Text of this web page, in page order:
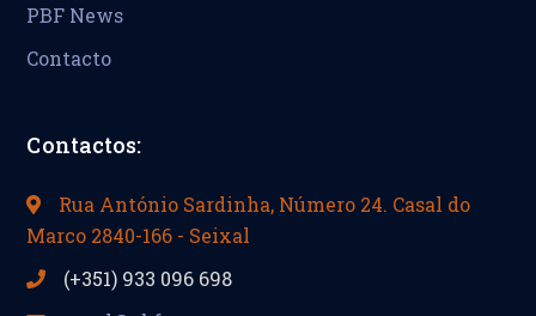
PBF News
Contacto
Contactos:
Rua António Sardinha, Número 24. Casal do
Marco 2840-166 - Seixal
(+351) 933 096 698